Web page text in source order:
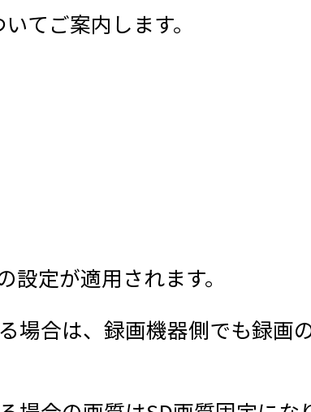
てご案内します。
定が適用されます。
場合は、録画機器側でも録画